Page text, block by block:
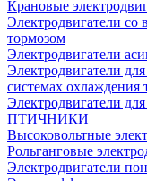
Крановые
Электродвигатели
тормозом
Электродвигатели
Электродвигатели
системах охлаждения
Электродвигатели
ПТИЧНИКИ
Высоковольтные
Рольганговые
Электродвигатели